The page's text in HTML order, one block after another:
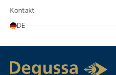
Kontakt
DE